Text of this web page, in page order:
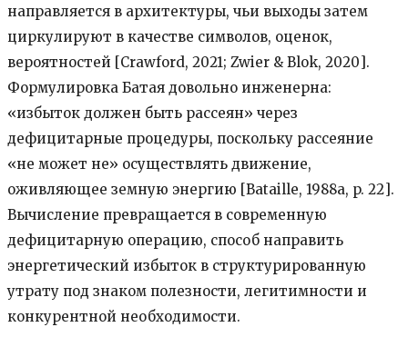
направляется в архитектуры, чьи выходы затем
циркулируют в качестве символов, оценок,
вероятностей [Crawford, 2021; Zwier & Blok, 2020].
Формулировка Батая довольно инженерна:
«избыток должен быть рассеян» через
дефицитарные процедуры, поскольку рассеяние
«не может не» осуществлять движение,
оживляющее земную энергию [Bataille, 1988a, p. 22].
Вычисление превращается в современную
дефицитарную операцию, способ направить
энергетический избыток в структурированную
утрату под знаком полезности, легитимности и
конкурентной необходимости.